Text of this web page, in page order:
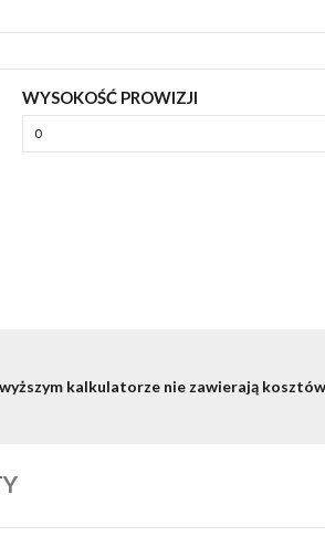
WYSOKOŚĆ PROWIZJI
kalkulatorze nie zawierają